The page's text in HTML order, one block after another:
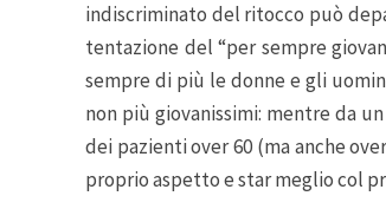
indiscriminato del ritocco può
tentazione del “per sempre
sempre di più le donne e gli
non più giovanissimi: mentre da
dei pazienti over 60 (ma anche
proprio aspetto e star meglio col